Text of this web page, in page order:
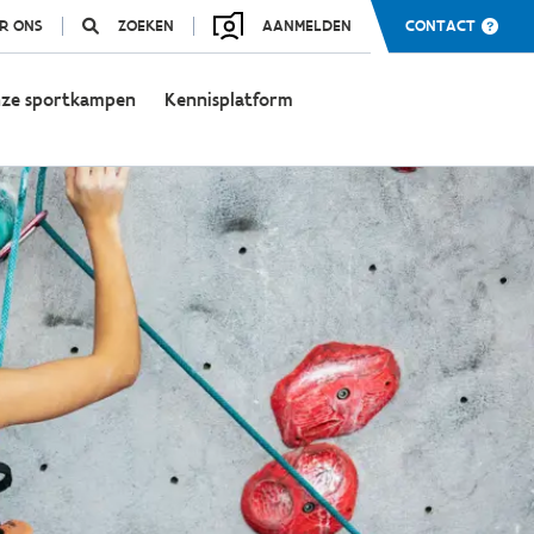
ONS ZOEKEN AANMELDEN CONTACT
sportkampen Kennisplatform